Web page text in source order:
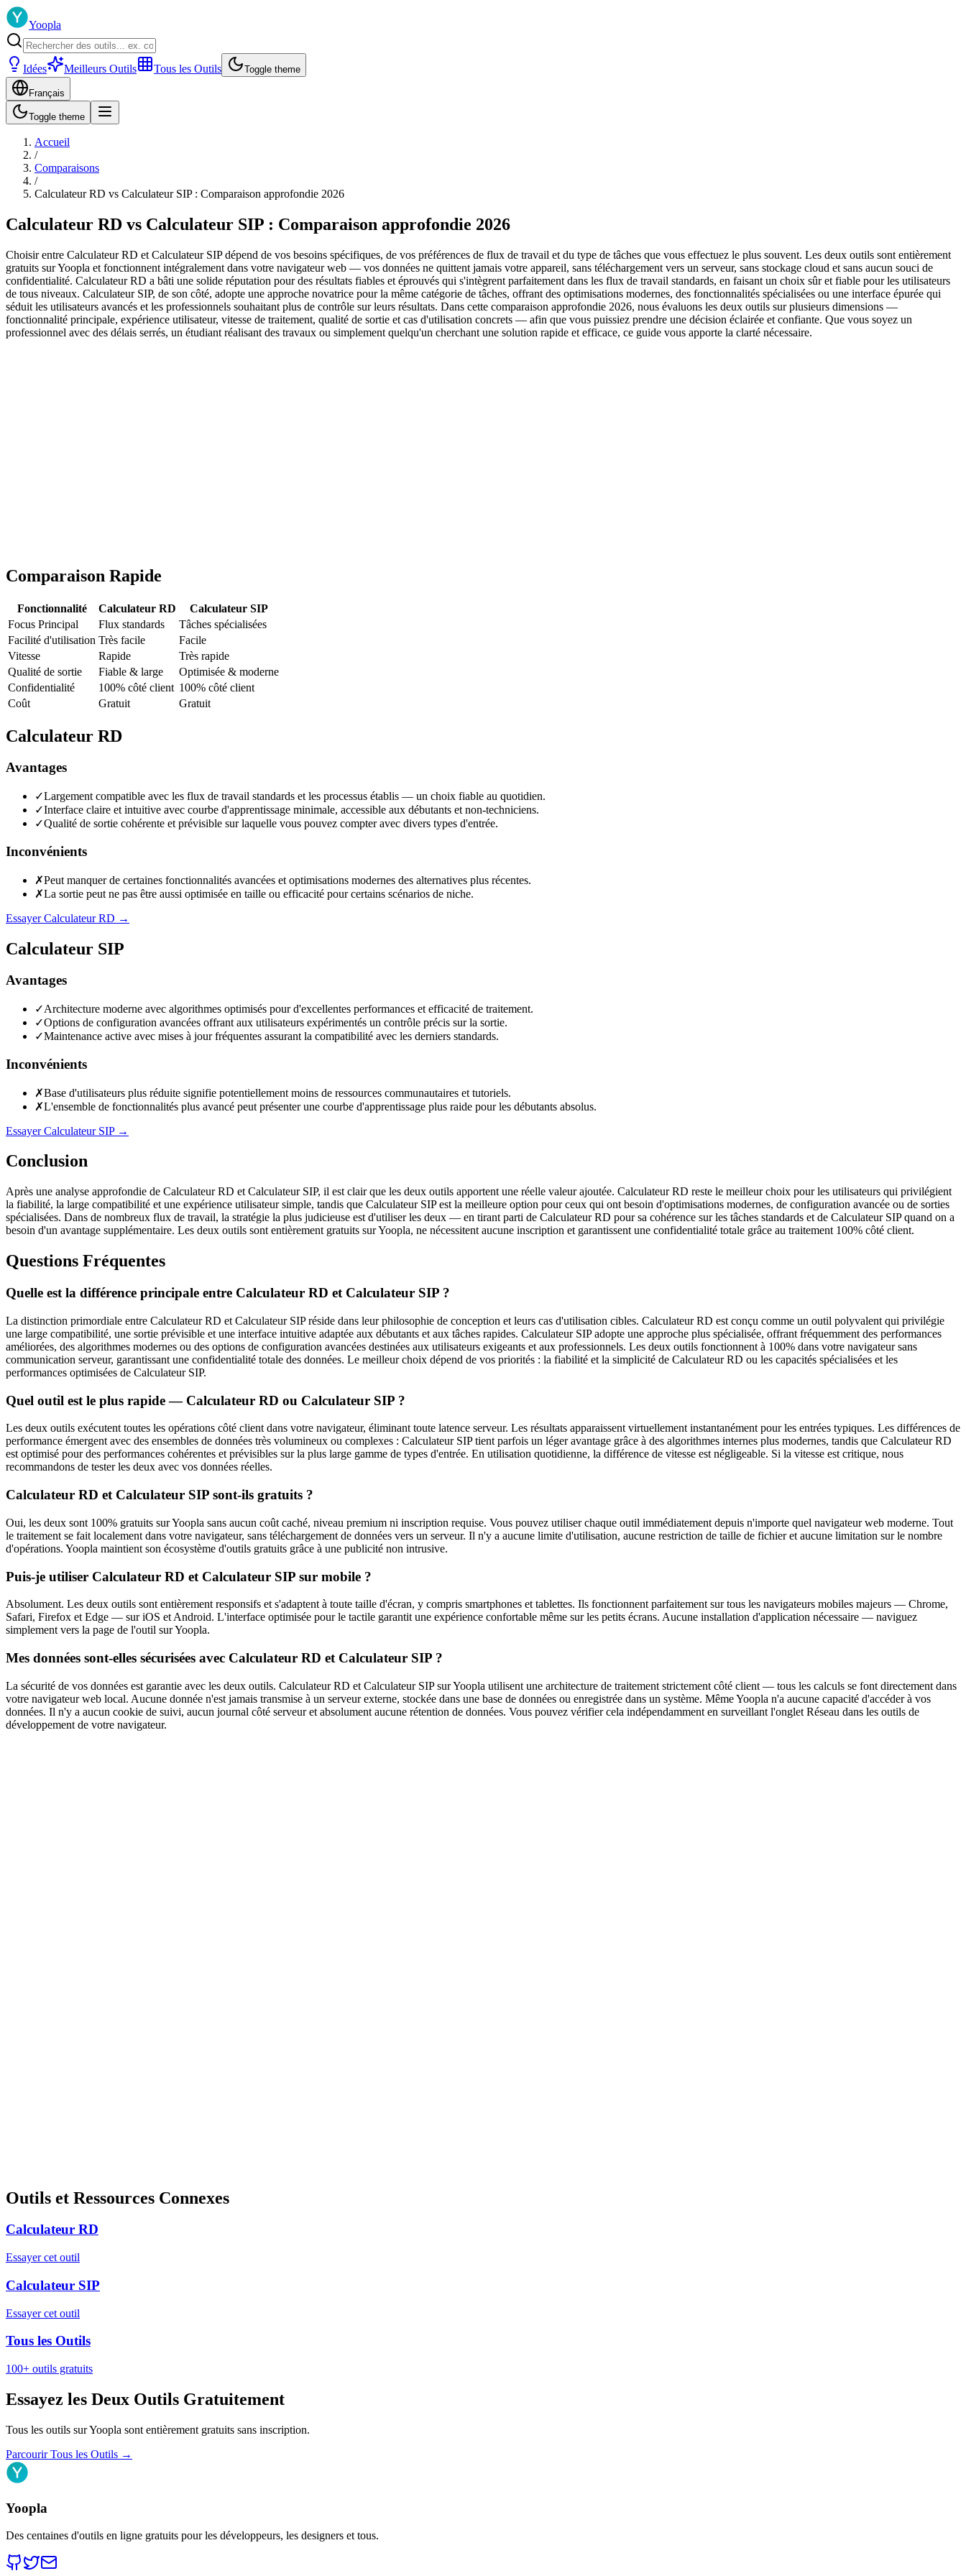
Yoopla
Idées Meilleurs Outils Tous les Outils Toggle theme
Français
Toggle theme
Accueil
/
Comparaisons
/
Calculateur RD vs Calculateur SIP : Comparaison approfondie 2026
Calculateur RD vs Calculateur SIP : Comparaison approfondie 2026
Choisir entre Calculateur RD et Calculateur SIP dépend de vos besoins spécifiques, de vos préférences de flux de travail et du type de tâches que vous effectuez le plus souvent. Les deux outils sont entièrement
gratuits sur Yoopla et fonctionnent intégralement dans votre navigateur web — vos données ne quittent jamais votre appareil, sans téléchargement vers un serveur, sans stockage cloud et sans aucun souci de
confidentialité. Calculateur RD a bâti une solide réputation pour des résultats fiables et éprouvés qui s'intègrent parfaitement dans les flux de travail standards, en faisant un choix sûr et fiable pour les utilisateurs
de tous niveaux. Calculateur SIP, de son côté, adopte une approche novatrice pour la même catégorie de tâches, offrant des optimisations modernes, des fonctionnalités spécialisées ou une interface épurée qui
séduit les utilisateurs avancés et les professionnels souhaitant plus de contrôle sur leurs résultats. Dans cette comparaison approfondie 2026, nous évaluons les deux outils sur plusieurs dimensions —
fonctionnalité principale, expérience utilisateur, vitesse de traitement, qualité de sortie et cas d'utilisation concrets — afin que vous puissiez prendre une décision éclairée et confiante. Que vous soyez un
professionnel avec des délais serrés, un étudiant réalisant des travaux ou simplement quelqu'un cherchant une solution rapide et efficace, ce guide vous apporte la clarté nécessaire.
Comparaison Rapide
Fonctionnalité Calculateur RD
Calculateur SIP
Focus Principal
Flux standards
Tâches spécialisées
Facilité d'utilisation Très facile
Facile
Vitesse
Rapide
Très rapide
Qualité de sortie
Fiable & large
Optimisée & moderne
Confidentialité
100% côté client 100% côté client
Coût
Gratuit Gratuit
Calculateur RD
Avantages
✓Largement compatible avec les flux de travail standards et les processus établis — un choix fiable au quotidien.
✓Interface claire et intuitive avec courbe d'apprentissage minimale, accessible aux débutants et non-techniciens.
✓Qualité de sortie cohérente et prévisible sur laquelle vous pouvez compter avec divers types d'entrée.
Inconvénients
✗Peut manquer de certaines fonctionnalités avancées et optimisations modernes des alternatives plus récentes.
✗La sortie peut ne pas être aussi optimisée en taille ou efficacité pour certains scénarios de niche.
Essayer Calculateur RD →
Calculateur SIP
Avantages
✓Architecture moderne avec algorithmes optimisés pour d'excellentes performances et efficacité de traitement.
✓Options de configuration avancées offrant aux utilisateurs expérimentés un contrôle précis sur la sortie.
✓Maintenance active avec mises à jour fréquentes assurant la compatibilité avec les derniers standards.
Inconvénients
✗Base d'utilisateurs plus réduite signifie potentiellement moins de ressources communautaires et tutoriels.
✗L'ensemble de fonctionnalités plus avancé peut présenter une courbe d'apprentissage plus raide pour les débutants absolus.
Essayer Calculateur SIP→
Conclusion
Après une analyse approfondie de Calculateur RD et Calculateur SIP, il est clair que les deux outils apportent une réelle valeur ajoutée. Calculateur RD reste le meilleur choix pour les utilisateurs qui privilégient
la fiabilité, la large compatibilité et une expérience utilisateur simple, tandis que Calculateur SIP est la meilleure option pour ceux qui ont besoin d'optimisations modernes, de configuration avancée ou de sorties
spécialisées. Dans de nombreux flux de travail, la stratégie la plus judicieuse est d'utiliser les deux — en tirant parti de Calculateur RD pour sa cohérence sur les tâches standards et de Calculateur SIP quand on a
besoin d'un avantage supplémentaire. Les deux outils sont entièrement gratuits sur Yoopla, ne nécessitent aucune inscription et garantissent une confidentialité totale grâce au traitement 100% côté client.
Questions Fréquentes
Quelle est la différence principale entre Calculateur RD et Calculateur SIP ?
La distinction primordiale entre Calculateur RD et Calculateur SIP réside dans leur philosophie de conception et leurs cas d'utilisation cibles. Calculateur RD est conçu comme un outil polyvalent qui privilégie
une large compatibilité, une sortie prévisible et une interface intuitive adaptée aux débutants et aux tâches rapides. Calculateur SIP adopte une approche plus spécialisée, offrant fréquemment des performances
améliorées, des algorithmes modernes ou des options de configuration avancées destinées aux utilisateurs exigeants et aux professionnels. Les deux outils fonctionnent à 100% dans votre navigateur sans
communication serveur, garantissant une confidentialité totale des données. Le meilleur choix dépend de vos priorités : la fiabilité et la simplicité de Calculateur RD ou les capacités spécialisées et les
performances optimisées de Calculateur SIP.
Quel outil est le plus rapide — Calculateur RD ou Calculateur SIP ?
Les deux outils exécutent toutes les opérations côté client dans votre navigateur, éliminant toute latence serveur. Les résultats apparaissent virtuellement instantanément pour les entrées typiques. Les différences de
performance émergent avec des ensembles de données très volumineux ou complexes : Calculateur SIP tient parfois un léger avantage grâce à des algorithmes internes plus modernes, tandis que Calculateur RD
est optimisé pour des performances cohérentes et prévisibles sur la plus large gamme de types d'entrée. En utilisation quotidienne, la différence de vitesse est négligeable. Si la vitesse est critique, nous
recommandons de tester les deux avec vos données réelles.
Calculateur RD et Calculateur SIP sont-ils gratuits ?
Oui, les deux sont 100% gratuits sur Yoopla sans aucun coût caché, niveau premium ni inscription requise. Vous pouvez utiliser chaque outil immédiatement depuis n'importe quel navigateur web moderne. Tout
le traitement se fait localement dans votre navigateur, sans téléchargement de données vers un serveur. Il n'y a aucune limite d'utilisation, aucune restriction de taille de fichier et aucune limitation sur le nombre
d'opérations. Yoopla maintient son écosystème d'outils gratuits grâce à une publicité non intrusive.
Puis-je utiliser Calculateur RD et Calculateur SIP sur mobile ?
Absolument. Les deux outils sont entièrement responsifs et s'adaptent à toute taille d'écran, y compris smartphones et tablettes. Ils fonctionnent parfaitement sur tous les navigateurs mobiles majeurs — Chrome,
Safari, Firefox et Edge — sur iOS et Android. L'interface optimisée pour le tactile garantit une expérience confortable même sur les petits écrans. Aucune installation d'application nécessaire — naviguez
simplement vers la page de l'outil sur Yoopla.
Mes données sont-elles sécurisées avec Calculateur RD et Calculateur SIP ?
La sécurité de vos données est garantie avec les deux outils. Calculateur RD et Calculateur SIP sur Yoopla utilisent une architecture de traitement strictement côté client — tous les calculs se font directement dans
votre navigateur web local. Aucune donnée n'est jamais transmise à un serveur externe, stockée dans une base de données ou enregistrée dans un système. Même Yoopla n'a aucune capacité d'accéder à vos
données. Il n'y a aucun cookie de suivi, aucun journal côté serveur et absolument aucune rétention de données. Vous pouvez vérifier cela indépendamment en surveillant l'onglet Réseau dans les outils de
développement de votre navigateur.
Outils et Ressources Connexes
Calculateur RD
Essayer cet outil
Calculateur SIP
Essayer cet outil
Tous les Outils
100+ outils gratuits
Essayez les Deux Outils Gratuitement
Tous les outils sur Yoopla sont entièrement gratuits sans inscription.
Parcourir Tous les Outils →
Yoopla
Des centaines d'outils en ligne gratuits pour les développeurs, les designers et tous.